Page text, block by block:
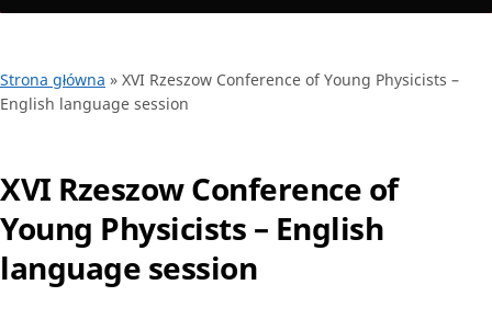
Strona główna » XVI Rzeszow Conference of Young Physicists –
English language session
XVI Rzeszow Conference of
Young Physicists – English
language session